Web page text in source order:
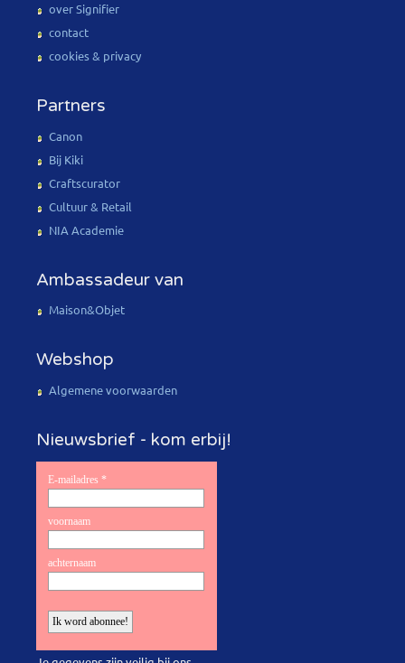
over Signifier
contact
cookies & privacy
Partners
Canon
Bij Kiki
Craftscurator
Cultuur & Retail
NIA Academie
Ambassadeur van
Maison&Objet
Webshop
Algemene voorwaarden
Nieuwsbrief - kom erbij!